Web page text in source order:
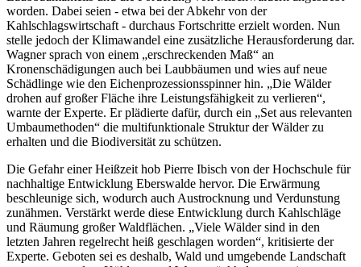
worden. Dabei seien - etwa bei der Abkehr von der
Kahlschlagswirtschaft - durchaus Fortschritte erzielt worden. Nun
stelle jedoch der Klimawandel eine zusätzliche Herausforderung dar.
Wagner sprach von einem „erschreckenden Maß“ an
Kronenschädigungen auch bei Laubbäumen und wies auf neue
Schädlinge wie den Eichenprozessionsspinner hin. „Die Wälder
drohen auf großer Fläche ihre Leistungsfähigkeit zu verlieren“,
warnte der Experte. Er plädierte dafür, durch ein „Set aus relevanten
Umbaumethoden“ die multifunktionale Struktur der Wälder zu
erhalten und die Biodiversität zu schützen.
Die Gefahr einer Heißzeit hob Pierre Ibisch von der Hochschule für
nachhaltige Entwicklung Eberswalde hervor. Die Erwärmung
beschleunige sich, wodurch auch Austrocknung und Verdunstung
zunähmen. Verstärkt werde diese Entwicklung durch Kahlschläge
und Räumung großer Waldflächen. „Viele Wälder sind in den
letzten Jahren regelrecht heiß geschlagen worden“, kritisierte der
Experte. Geboten sei es deshalb, Wald und umgebende Landschaft